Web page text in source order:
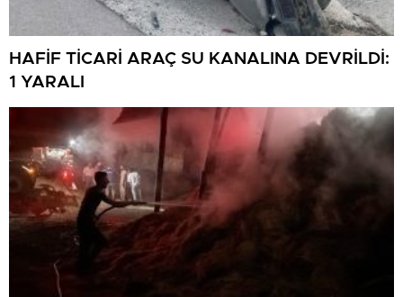
HAFİF TİCARİ ARAÇ SU KANALINA DEVRİLDİ:
1 YARALI